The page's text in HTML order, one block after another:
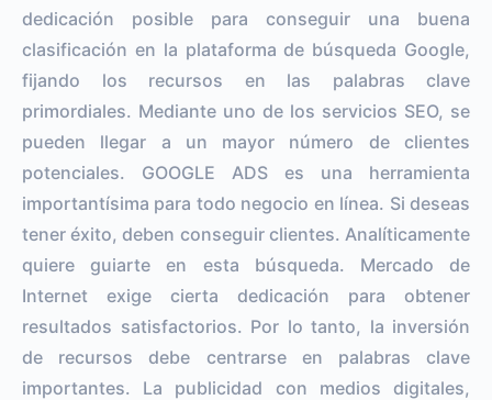
dedicación posible para conseguir una buena
clasificación en la plataforma de búsqueda Google,
fijando los recursos en las palabras clave
primordiales. Mediante uno de los servicios SEO, se
pueden llegar a un mayor número de clientes
potenciales. GOOGLE ADS es una herramienta
importantísima para todo negocio en línea. Si deseas
tener éxito, deben conseguir clientes. Analíticamente
quiere guiarte en esta búsqueda. Mercado de
Internet exige cierta dedicación para obtener
resultados satisfactorios. Por lo tanto, la inversión
de recursos debe centrarse en palabras clave
importantes. La publicidad con medios digitales,